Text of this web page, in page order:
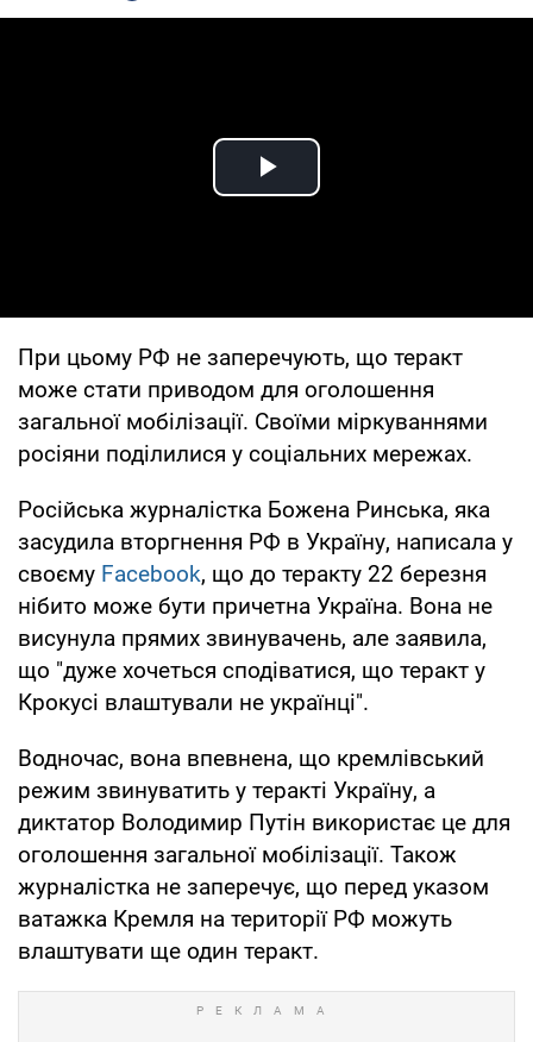
Play Video
При цьому РФ не заперечують, що теракт
може стати приводом для оголошення
загальної мобілізації. Своїми міркуваннями
росіяни поділилися у соціальних мережах.
Російська журналістка Божена Ринська, яка
засудила вторгнення РФ в Україну, написала у
своєму Facebook, що до теракту 22 березня
нібито може бути причетна Україна. Вона не
висунула прямих звинувачень, але заявила,
що "дуже хочеться сподіватися, що теракт у
Крокусі влаштували не українці".
Водночас, вона впевнена, що кремлівський
режим звинуватить у теракті Україну, а
диктатор Володимир Путін використає це для
оголошення загальної мобілізації. Також
журналістка не заперечує, що перед указом
ватажка Кремля на території РФ можуть
влаштувати ще один теракт.